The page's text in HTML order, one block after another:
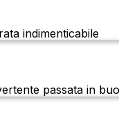
indimenticabile
passata in